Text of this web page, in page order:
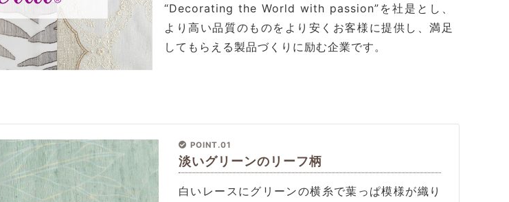
“Decorating the World with passion”を社是とし、
より高い品質のものをより安くお客様に提供し、満足
してもらえる製品づくりに励む企業です。
POINT.01
淡いグリーンのリーフ柄
白いレースにグリーンの横糸で葉っぱ模様が織り